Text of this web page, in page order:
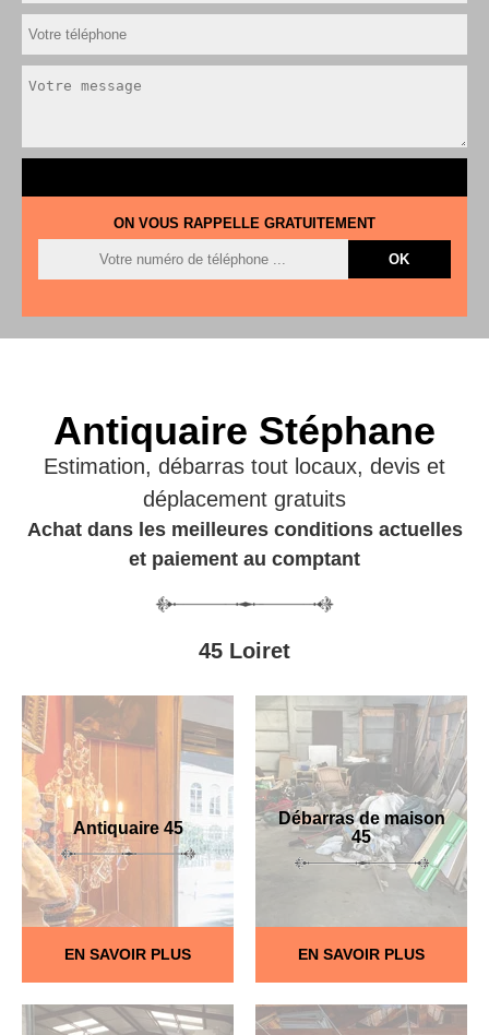
ON VOUS RAPPELLE GRATUITEMENT
Antiquaire Stéphane
Estimation, débarras tout locaux, devis et
déplacement gratuits
Achat dans les meilleures conditions actuelles
et paiement au comptant
45 Loiret
Antiquaire 45
EN SAVOIR PLUS
Débarras de maison
45
EN SAVOIR PLUS